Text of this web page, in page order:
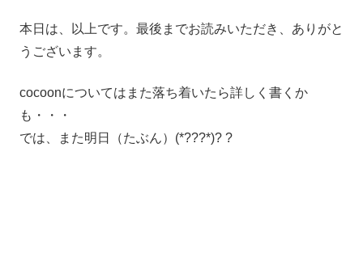
本日は、以上です。最後までお読みいただき、ありがと
うございます。
cocoonについてはまた落ち着いたら詳しく書くか
も・・・
では、また明日（たぶん）(*???*)? ?